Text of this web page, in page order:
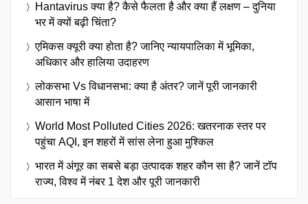
Hantavirus क्या है? कैसे फैलता है और क्या हैं लक्षण – दुनिया
भर में क्यों बढ़ी चिंता?
एमिकस क्यूरी क्या होता है? जानिए न्यायपालिका में भूमिका,
अधिकार और हालिया उदाहरण
लोकसभा Vs विधानसभा: क्या है अंतर? जानें पूरी जानकारी
आसान भाषा में
World Most Polluted Cities 2026: खतरनाक स्तर पर
पहुंचा AQI, इन शहरों में सांस लेना हुआ मुश्किल
भारत में अंगूर का सबसे बड़ा उत्पादक शहर कौन सा है? जानें टॉप
राज्य, विश्व में नंबर 1 देश और पूरी जानकारी